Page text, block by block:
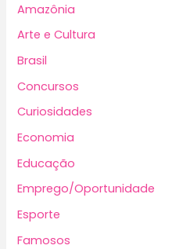
Amazônia
Arte e Cultura
Brasil
Concursos
Curiosidades
Economia
Educação
Emprego/Oportunidade
Esporte
Famosos